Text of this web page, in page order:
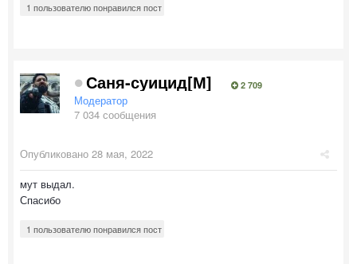
1 пользователю понравился пост
Саня-суицид[М] 2 709
Модератор
7 034 сообщения
Опубликовано 28 мая, 2022
мут выдал.
Спасибо
1 пользователю понравился пост